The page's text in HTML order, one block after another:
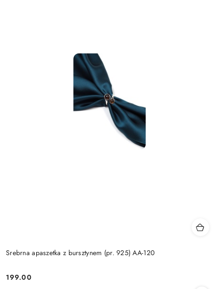
Srebrna apaszetka z bursztynem (pr. 925) AA-120
Cena:
199.00